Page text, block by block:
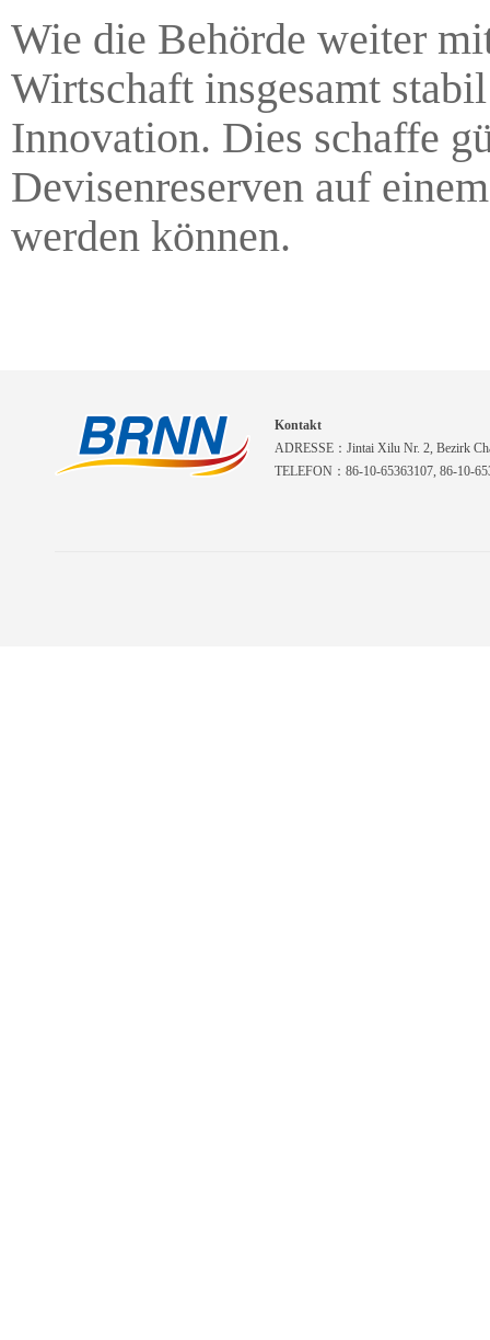
Wie die Behörde weiter
Wirtschaft insgesamt
Innovation. Dies schaffe
Devisenreserven auf
werden können.
Kontakt
ADRESSE：Jintai Xilu Nr. 2, Bezirk
TELEFON：86-10-65363107, 86-10-